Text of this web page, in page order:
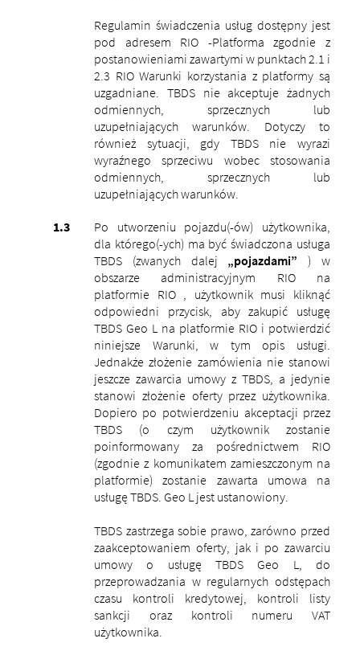
Regulamin świadczenia usług dostępny jest
pod adresem RIO -Platforma zgodnie z
postanowieniami zawartymi w punktach 2.1 i
2.3 RIO Warunki korzystania z platformy są
uzgadniane. TBDS nie akceptuje żadnych
odmiennych, sprzecznych lub
uzupełniających warunków. Dotyczy to
również sytuacji, gdy TBDS nie wyrazi
wyraźnego sprzeciwu wobec stosowania
odmiennych, sprzecznych lub
uzupełniających warunków.
Po utworzeniu pojazdu(-ów) użytkownika,
dla którego(-ych) ma być świadczona usługa
TBDS (zwanych dalej „pojazdami” ) w
obszarze administracyjnym RIO na
platformie RIO , użytkownik musi kliknąć
odpowiedni przycisk, aby zakupić usługę
TBDS Geo L na platformie RIO i potwierdzić
niniejsze Warunki, w tym opis usługi.
Jednakże złożenie zamówienia nie stanowi
jeszcze zawarcia umowy z TBDS, a jedynie
stanowi złożenie oferty przez użytkownika.
Dopiero po potwierdzeniu akceptacji przez
TBDS (o czym użytkownik zostanie
poinformowany za pośrednictwem RIO
(zgodnie z komunikatem zamieszczonym na
platformie) zostanie zawarta umowa na
usługę TBDS. Geo L jest ustanowiony.
TBDS zastrzega sobie prawo, zarówno przed
zaakceptowaniem oferty, jak i po zawarciu
umowy o usługę TBDS Geo L, do
przeprowadzania w regularnych odstępach
czasu kontroli kredytowej, kontroli listy
sankcji oraz kontroli numeru VAT
użytkownika.